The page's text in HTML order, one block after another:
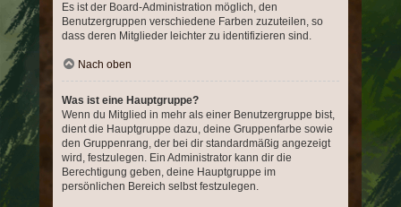
Es ist der Board-Administration möglich, den
Benutzergruppen verschiedene Farben zuzuteilen, so
dass deren Mitglieder leichter zu identifizieren sind.
Nach oben
Was ist eine Hauptgruppe?
Wenn du Mitglied in mehr als einer Benutzergruppe bist,
dient die Hauptgruppe dazu, deine Gruppenfarbe sowie
den Gruppenrang, der bei dir standardmäßig angezeigt
wird, festzulegen. Ein Administrator kann dir die
Berechtigung geben, deine Hauptgruppe im
persönlichen Bereich selbst festzulegen.